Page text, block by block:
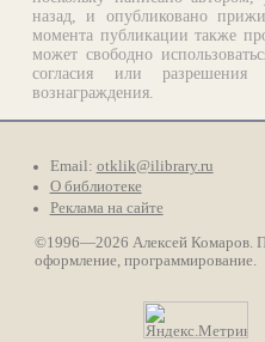
назад, и опубликовано
момента публикации также
может свободно
согласия или
вознаграждения.
Email: otklik@ilibrary.ru
О библиотеке
Реклама на сайте
©1996—2026 Алексей Комаров.
оформление, программирование.